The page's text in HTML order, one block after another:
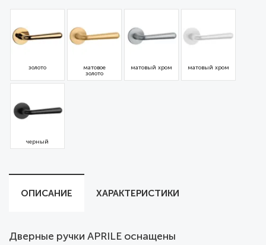
золото
матовое
золото
матовый хром матовый хром
черный
ОПИСАНИЕ ХАРАКТЕРИСТИКИ
Дверные ручки APRILE оснащены